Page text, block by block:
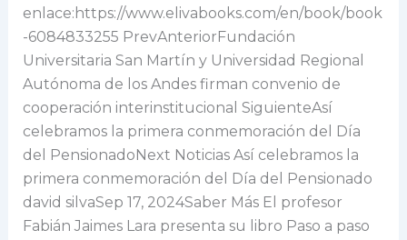
enlace:https://www.elivabooks.com/en/book/book
-6084833255 PrevAnteriorFundación
Universitaria San Martín y Universidad Regional
Autónoma de los Andes firman convenio de
cooperación interinstitucional SiguienteAsí
celebramos la primera conmemoración del Día
del PensionadoNext Noticias Así celebramos la
primera conmemoración del Día del Pensionado
david silvaSep 17, 2024Saber Más El profesor
Fabián Jaimes Lara presenta su libro Paso a paso